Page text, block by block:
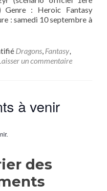
Genre : Heroic Fantasy
: samedi 10 septembre à
Dragons, Fantasy,
un commentaire
à venir
des